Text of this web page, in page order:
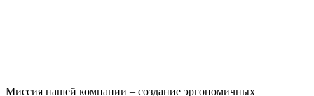
Миссия нашей компании – создание эргономичных